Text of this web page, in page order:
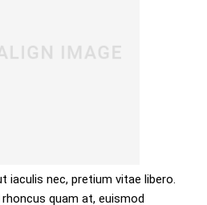
iaculis nec, pretium vitae libero.
quam at, euismod